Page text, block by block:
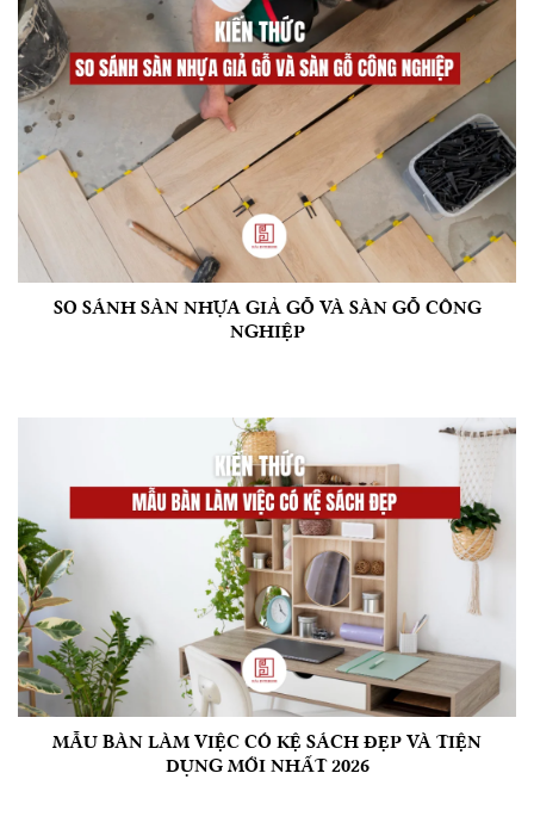
SO SÁNH SÀN NHỰA GIẢ GỖ VÀ SÀN GỖ CÔNG
NGHIỆP
MẪU BÀN LÀM VIỆC CÓ KỆ SÁCH ĐẸP VÀ TIỆN
DỤNG MỚI NHẤT 2026